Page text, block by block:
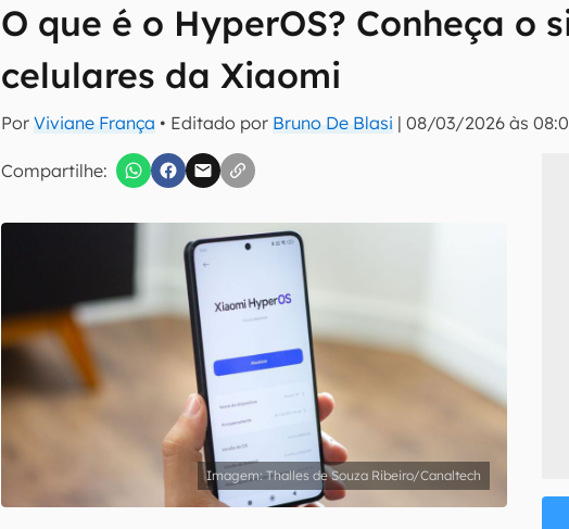
O que é o HyperOS? Conheça o
celulares da Xiaomi
PorViviane França • Editado por Bruno De Blasi |08/03/2026 às
Compartilhe:
Seu resumo inteligente do mundo tech!
Assine a newsletter do Canaltech e receba notícias e reviews sobre
Confirmo que li, aceito e concordo com os
Thalles de Souza Ribeiro/Canaltech